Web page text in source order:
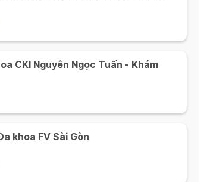
CKI Nguyễn Ngọc Tuấn - Khám
khoa FV Sài Gòn